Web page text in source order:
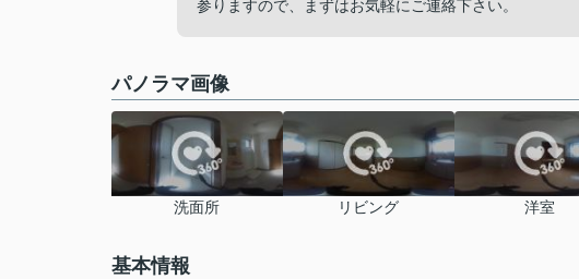
参りますので、まずはお気軽にご連絡下さい。
パノラマ画像
洗面所 リビング 洋室
基本情報